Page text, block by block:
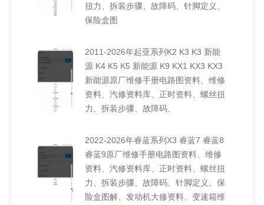
扭力、拆装步骤、故障码、针脚定义、
保险盒图
2011-2026年起亚系列K2 K3 K3 新能
源 K4 K5 K5 新能源 K9 KX1 KX3 KX3
新能源原厂维修手册电路图资料、维修
资料、汽修资料库、正时资料、螺丝扭
力、拆装步骤、故障码、
2022-2026年睿蓝系列X3 睿蓝7 睿蓝8
睿蓝9原厂维修手册电路图资料、维修
资料、汽修资料库、正时资料、螺丝扭
力、拆装步骤、故障码、针脚定义、保
险盒图解、发动机大修资料、变速箱维